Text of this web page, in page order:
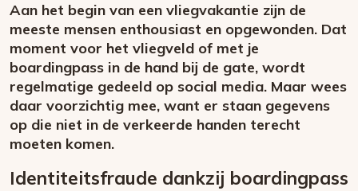
Aan het begin van een vliegvakantie zijn de
meeste mensen enthousiast en opgewonden. Dat
moment voor het vliegveld of met je
boardingpass in de hand bij de gate, wordt
regelmatige gedeeld op social media. Maar wees
daar voorzichtig mee, want er staan gegevens
op die niet in de verkeerde handen terecht
moeten komen.
Identiteitsfraude dankzij boardingpass